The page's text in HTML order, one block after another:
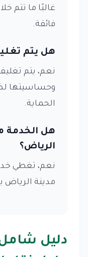
غالبًا ما تتم
فائقة.
هل يتم
نعم، يتم
وحساسيتها
الحماية.
هل الخدمة
الرياض؟
نعم، تغطي
مدينة الرياض
دليل شامل